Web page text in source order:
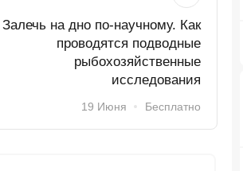
Залечь на дно по-научному. Как
проводятся подводные
рыбохозяйственные
исследования
19 Июня Бесплатно